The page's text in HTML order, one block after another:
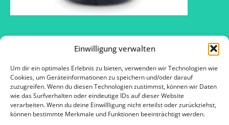
Einwilligung verwalten
Um dir ein optimales Erlebnis zu bieten, verwenden wir Technologien wie
Cookies, um Geräteinformationen zu speichern und/oder darauf
zuzugreifen. Wenn du diesen Technologien zustimmst, können wir Daten
wie das Surfverhalten oder eindeutige IDs auf dieser Website
verarbeiten. Wenn du deine Einwillligung nicht erteilst oder zurückziehst,
können bestimmte Merkmale und Funktionen beeinträchtigt werden.
2016 © SOS – Schlank ohne Sport ™
Kontakt